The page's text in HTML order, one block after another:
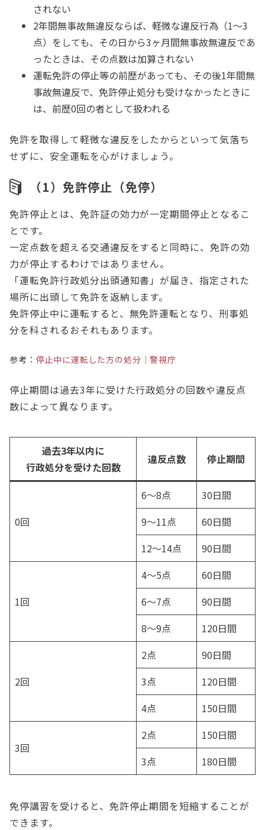
されない
2年間無事故無違反ならば、軽微な違反行為（1～3
点）をしても、その日から3ヶ月間無事故無違反であ
ったときは、その点数は加算されない
運転免許の停止等の前歴があっても、その後1年間無
事故無違反で、免許停止処分も受けなかったときに
は、前歴0回の者として扱われる
免許を取得して軽微な違反をしたからといって気落ち
せずに、安全運転を心がけましょう。
（1）免許停止（免停）
免許停止とは、免許証の効力が一定期間停止となるこ
とです。
一定点数を超える交通違反をすると同時に、免許の効
力が停止するわけではありません。
「運転免許行政処分出頭通知書」が届き、指定された
場所に出頭して免許を返納します。
免許停止中に運転すると、無免許運転となり、刑事処
分を科されるおそれもあります。
参考： 停止中に運転した方の処分｜警視庁
停止期間は過去3年に受けた行政処分の回数や違反点
数によって異なります。
過去3年以内に
行政処分を受けた回数
違反点数 停止期間
0回
6～8点
30日間
9～11点
60日間
12～14点
90日間
1回
4～5点
60日間
6～7点
90日間
8～9点
120日間
2回
2点
90日間
3点
120日間
4点
150日間
3回
2点
150日間
3点
180日間
免停講習を受けると、免許停止期間を短縮することが
できます。